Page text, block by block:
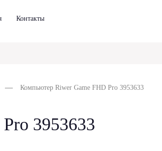
Контакты
Компьютер Riwer Game FHD Pro 3953633
3953633